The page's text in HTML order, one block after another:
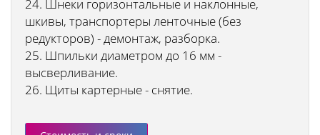
24. Шнеки горизонтальные и наклонные,
шкивы, транспортеры ленточные (без
редукторов) - демонтаж, разборка.
25. Шпильки диаметром до 16 мм -
высверливание.
26. Щиты картерные - снятие.